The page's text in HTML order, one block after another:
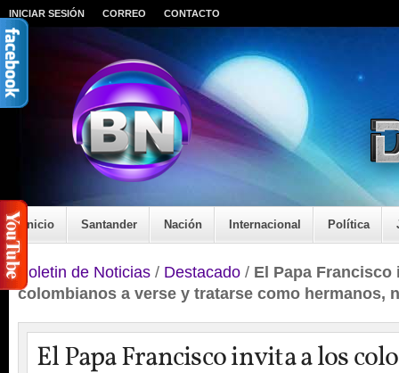
INICIAR SESIÓN CORREO CONTACTO
Inicio Santander Nación Internacional Política
Boletin de Noticias / Destacado / El Papa Francisco
colombianos a verse y tratarse como hermanos,
El Papa Francisco invita a los